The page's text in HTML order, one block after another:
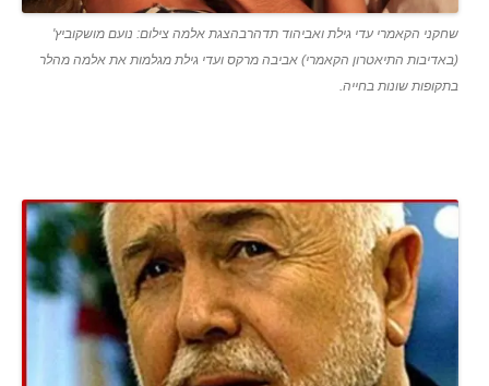
שחקני הקאמרי עדי גילת ואביהוד תדהרבהצגת אלמה צילום: נועם מושקוביץ'
(באדיבות התיאטרון הקאמרי) אביבה מרקס ועדי גילת מגלמות את אלמה מהלר
בתקופות שונות בחייה.